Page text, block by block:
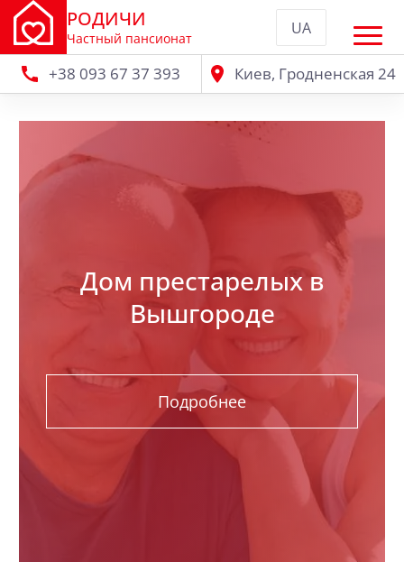
РОДИЧИ
Частный пансионат
UA
+38 093 67 37 393 Киев, Гродненская 24
Дом престарелых в
Вышгороде
Подробнее